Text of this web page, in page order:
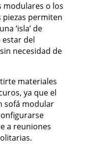
modulares o los
piezas permiten
‘isla’ de
estar del
necesidad de
materiales
ya que el
sofá modular
a reuniones